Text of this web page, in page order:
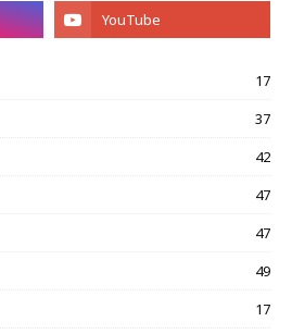
17
37
42
47
47
49
17